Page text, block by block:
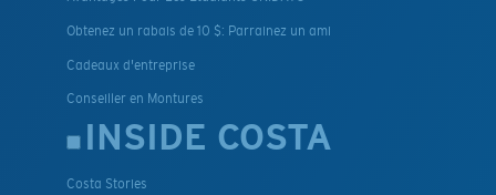
Obtenez un rabais de 10 $: Parrainez un ami
Cadeaux d'entreprise
Conseiller en Montures
INSIDE COSTA
Costa Stories